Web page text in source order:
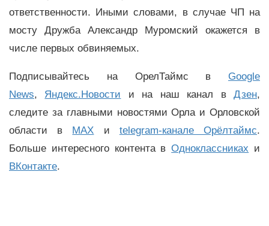
ответственности. Иными словами, в случае ЧП на
мосту Дружба Александр Муромский окажется в
числе первых обвиняемых.
Подписывайтесь на ОрелТаймс в Google
News, Яндекс.Новости и на наш канал вДзен,
следите за главными новостями Орла и Орловской
области в MAX и telegram-канале Орёлтаймс.
Больше интересного контента вОдноклассниках и
ВКонтакте.